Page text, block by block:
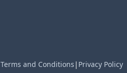
Terms and Conditions | Privacy Policy